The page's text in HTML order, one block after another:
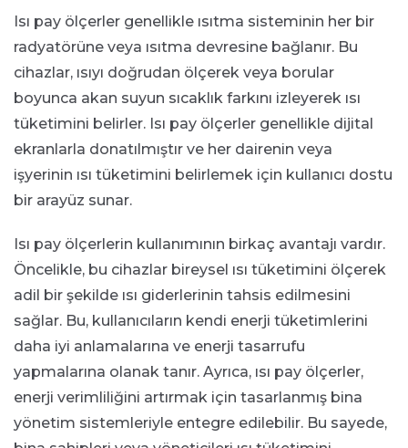
Isı pay ölçerler genellikle ısıtma sisteminin her bir
radyatörüne veya ısıtma devresine bağlanır. Bu
cihazlar, ısıyı doğrudan ölçerek veya borular
boyunca akan suyun sıcaklık farkını izleyerek ısı
tüketimini belirler. Isı pay ölçerler genellikle dijital
ekranlarla donatılmıştır ve her dairenin veya
işyerinin ısı tüketimini belirlemek için kullanıcı dostu
bir arayüz sunar.
Isı pay ölçerlerin kullanımının birkaç avantajı vardır.
Öncelikle, bu cihazlar bireysel ısı tüketimini ölçerek
adil bir şekilde ısı giderlerinin tahsis edilmesini
sağlar. Bu, kullanıcıların kendi enerji tüketimlerini
daha iyi anlamalarına ve enerji tasarrufu
yapmalarına olanak tanır. Ayrıca, ısı pay ölçerler,
enerji verimliliğini artırmak için tasarlanmış bina
yönetim sistemleriyle entegre edilebilir. Bu sayede,